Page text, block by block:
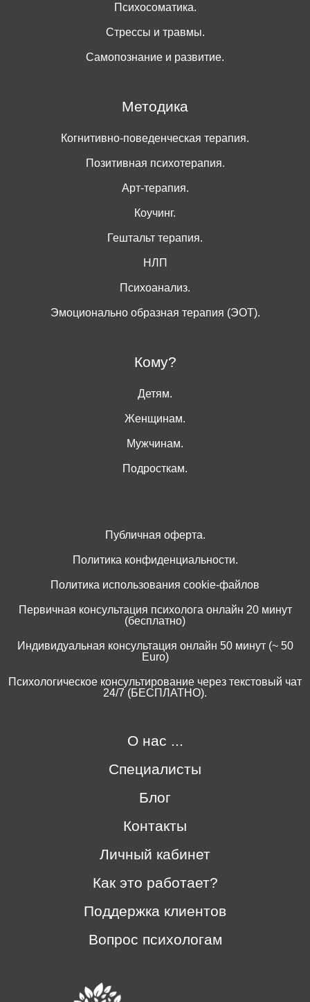
Психосоматика.
Стрессы и травмы.
Самопознание и развитие.
Методика
Когнитивно-поведенческая терапия.
Позитивная психотерапия.
Арт-терапия.
Коучинг.
Гештальт терапия.
НЛП
Психоанализ.
Эмоционально образная терапия (ЭОТ).
Кому?
Детям.
Женщинам.
Мужчинам.
Подросткам.
Публичная оферта.
Политика конфиденциальности.
Политика использования cookie-файлов
Первичная консультация психолога онлайн 20 минут
(бесплатно)
Индивидуальная консультация онлайн 50 минут (~ 50
Euro)
Психологическое консультирование через текстовый чат
24/7 (БЕСПЛАТНО).
О нас ...
Специалисты
Блог
Контакты
Личный кабинет
Как это работает?
Поддержка клиентов
Вопрос психологам